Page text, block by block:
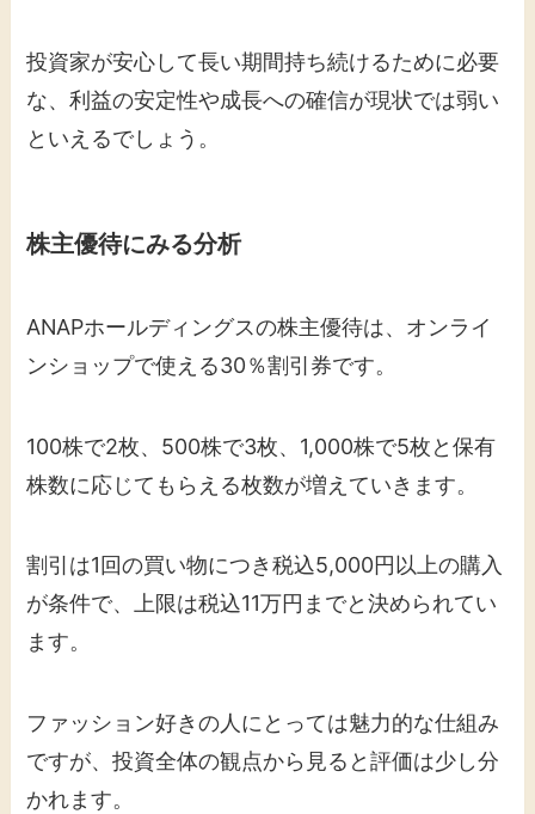
投資家が安心して長い期間持ち続けるために必要
な、利益の安定性や成長への確信が現状では弱い
といえるでしょう。
株主優待にみる分析
ANAPホールディングスの株主優待は、オンライ
ンショップで使える30％割引券です。
100株で2枚、500株で3枚、1,000株で5枚と保有
株数に応じてもらえる枚数が増えていきます。
割引は1回の買い物につき税込5,000円以上の購入
が条件で、上限は税込11万円までと決められてい
ます。
ファッション好きの人にとっては魅力的な仕組み
ですが、投資全体の観点から見ると評価は少し分
かれます。